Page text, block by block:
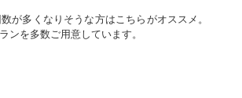
が多くなりそうな方はこちらがオススメ。
ンを多数ご用意しています。